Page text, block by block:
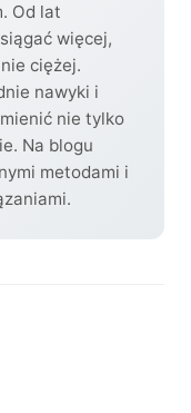
Od lat
więcej,
ciężej.
nawyki i
nie tylko
Na blogu
metodami i